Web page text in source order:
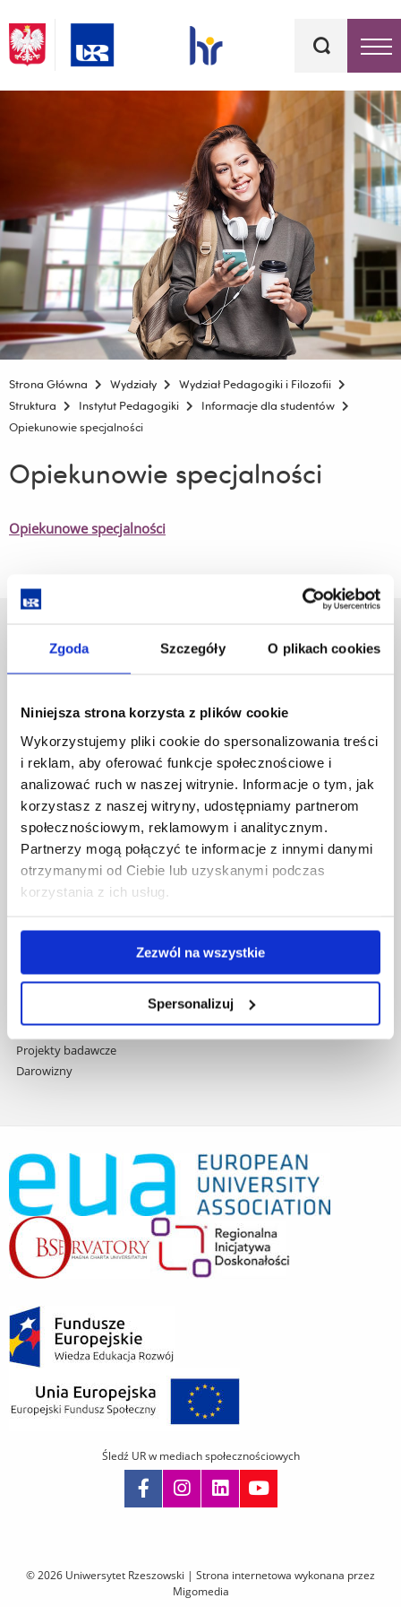
Zgoda Szczegóły O plikach cookies
Niniejsza strona korzysta z plików cookie
Wykorzystujemy pliki cookie do spersonalizowania treści
i reklam, aby oferować funkcje społecznościowe i
analizować ruch w naszej witrynie. Informacje o tym, jak
korzystasz z naszej witryny, udostępniamy partnerom
społecznościowym, reklamowym i analitycznym.
Partnerzy mogą połączyć te informacje z innymi danymi
otrzymanymi od Ciebie lub uzyskanymi podczas
korzystania z ich usług.
Zezwól na wszystkie
Spersonalizuj
kluczowe
Strona Główna Wydziały
Wydział Pedagogiki i Filozofii
Struktura
Instytut Pedagogiki
Informacje dla studentów
Opiekunowie specjalności
Opiekunowie specjalności
Opiekunowe specjalności
Al. Tadeusza Rejtana 16C
35-959 Rzeszów
Pomiń
nawigację
przejdź
do
treści
Polityka prywatności
Mapa serwisu
Biblioteka
Wydawnictwo
Covid info
Studia podyplomowe
Praca na UR
Zamówienia publiczne
Fundusze strukturalne
Projekty realizowane z KPO
Dane kontaktowe
Deklaracja dostępności cyfrowej
Rachunek bankowy UR
Projekty badawcze
Darowizny
© 2026 Uniwersytet Rzeszowski | Strona internetowa wykonana przez
Migomedia
Śledź UR w mediach społecznościowych
i
przejdź